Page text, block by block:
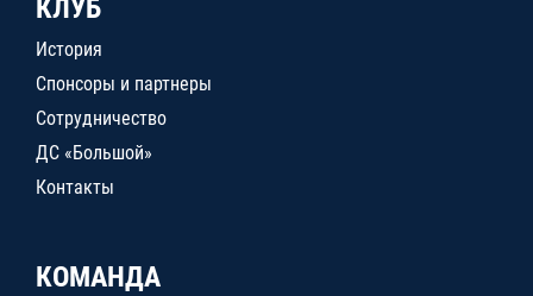
КЛУБ
История
Спонсоры и партнеры
Сотрудничество
ДС «Большой»
Контакты
КОМАНДА